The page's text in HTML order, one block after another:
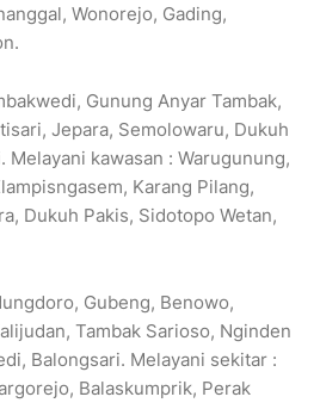
Wonorejo, Gading,
Gunung Anyar Tambak,
Jepara, Semolowaru, Dukuh
Melayani kawasan : Warugunung,
Karang Pilang,
Dukuh Pakis, Sidotopo Wetan,
Gubeng, Benowo,
Tambak Sarioso, Nginden
Balongsari. Melayani sekitar :
Balaskumprik, Perak